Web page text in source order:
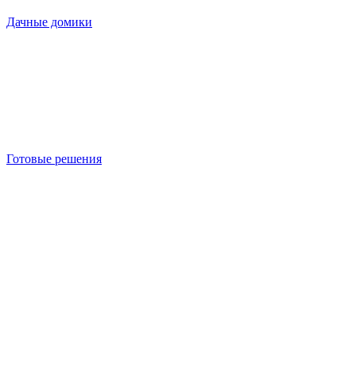
Дачные домики
Готовые решения